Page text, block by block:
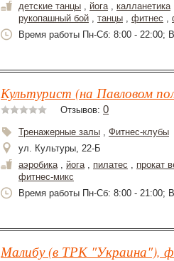
детские танцы , йога, калланетика
рукопашный бой , танцы , фитнес ,
Время работы Пн-Сб: 8:00 - 22:00;
Культурист (на Павловом
Отзывов: 0
Тренажерные залы , Фитнес-клубы
ул. Культуры, 22-Б
аэробика, йога, пилатес , прокат
фитнес-микс
Время работы Пн-Сб: 8:00 - 21:00;
Малибу (в ТРК "Украина"),